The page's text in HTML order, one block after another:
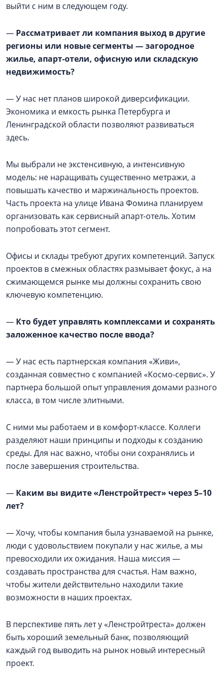
выйти с ним в следующем году.
— Рассматривает ли компания выход в другие
регионы или новые сегменты — загородное
жилье, апарт-отели, офисную или складскую
недвижимость?
— У нас нет планов широкой диверсификации.
Экономика и емкость рынка Петербурга и
Ленинградской области позволяют развиваться
здесь.
Мы выбрали не экстенсивную, а интенсивную
модель: не наращивать существенно метражи, а
повышать качество и маржинальность проектов.
Часть проекта на улице Ивана Фомина планируем
организовать как сервисный апарт-отель. Хотим
попробовать этот сегмент.
Офисы и склады требуют других компетенций. Запуск
проектов в смежных областях размывает фокус, а на
сжимающемся рынке мы должны сохранить свою
ключевую компетенцию.
— Кто будет управлять комплексами и сохранять
заложенное качество после ввода?
— У нас есть партнерская компания «Живи»,
созданная совместно с компанией «Космо-сервис». У
партнера большой опыт управления домами разного
класса, в том числе элитными.
С ними мы работаем и в комфорт-классе. Коллеги
разделяют наши принципы и подходы к созданию
среды. Для нас важно, чтобы они сохранялись и
после завершения строительства.
— Каким вы видите «Ленстройтрест» через 5–10
лет?
— Хочу, чтобы компания была узнаваемой на рынке,
люди с удовольствием покупали у нас жилье, а мы
превосходили их ожидания. Наша миссия —
создавать пространства для счастья. Нам важно,
чтобы жители действительно находили такие
возможности в наших проектах.
В перспективе пять лет у «Ленстройтреста» должен
быть хороший земельный банк, позволяющий
каждый год выводить на рынок новый интересный
проект.